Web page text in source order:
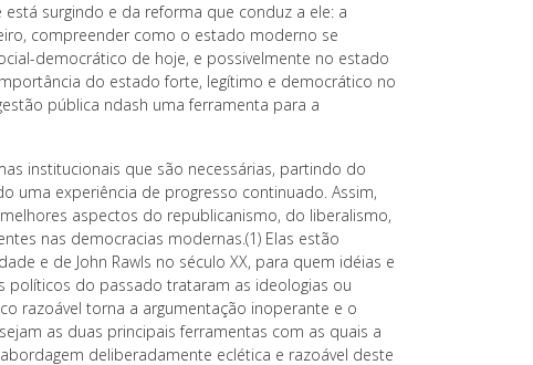
surgindo e da reforma que conduz a ele: a
compreender como o estado moderno se
democrático de hoje, e possivelmente no estado
do estado forte, legítimo e democrático no
pública ndash uma ferramenta para a
institucionais que são necessárias, partindo do
uma experiência de progresso continuado. Assim,
aspectos do republicanismo, do liberalismo,
nas democracias modernas.(1) Elas estão
e de John Rawls no século XX, para quem idéias e
políticos do passado trataram as ideologias ou
razoável torna a argumentação inoperante e o
as duas principais ferramentas com as quais a
deliberadamente eclética e razoável deste